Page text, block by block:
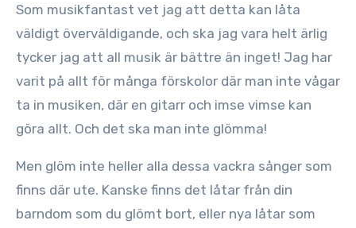
Som musikfantast vet jag att detta kan låta
väldigt överväldigande, och ska jag vara helt ärlig
tycker jag att all musik är bättre än inget! Jag har
varit på allt för många förskolor där man inte vågar
ta in musiken, där en gitarr och imse vimse kan
göra allt. Och det ska man inte glömma!
Men glöm inte heller alla dessa vackra sånger som
finns där ute. Kanske finns det låtar från din
barndom som du glömt bort, eller nya låtar som